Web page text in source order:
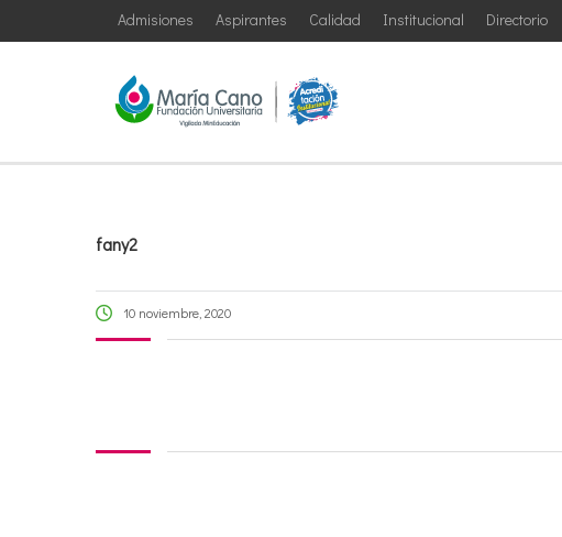
Directorio
Institucional
Calidad
Aspirantes
Admisiones
fany2
10 noviembre, 2020